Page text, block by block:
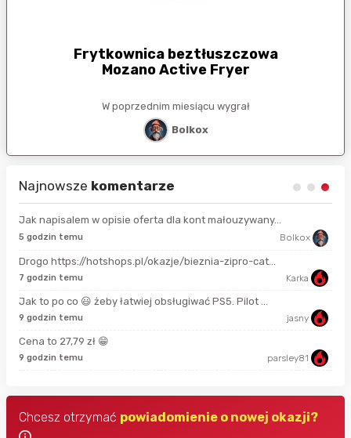
Frytkownica beztłuszczowa
Mozano Active Fryer
W poprzednim miesiącu wygrał
Bolkox
Najnowsze komentarze
Jak napisalem w opisie oferta dla kont małouzywany...
5 godzin temu Bolkox
Drogo https://hotshops.pl/okazje/bieznia-zipro-cat...
7 godzin temu Karka
Jak to po co 😃 żeby łatwiej obsługiwać PS5. Pilot ...
9 godzin temu jasny
Cena to 27,79 zł 😁
9 godzin temu parsley81
Chcesz otrzymać powiadomienie o nowej okazji?